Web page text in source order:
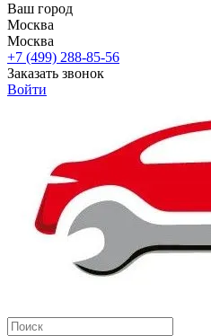
Ваш город
Москва
Москва
+7 (499) 288-85-56
Заказать звонок
Войти